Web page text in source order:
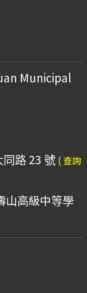
Municipal
路 23 號 ( 查詢
山高級中等學